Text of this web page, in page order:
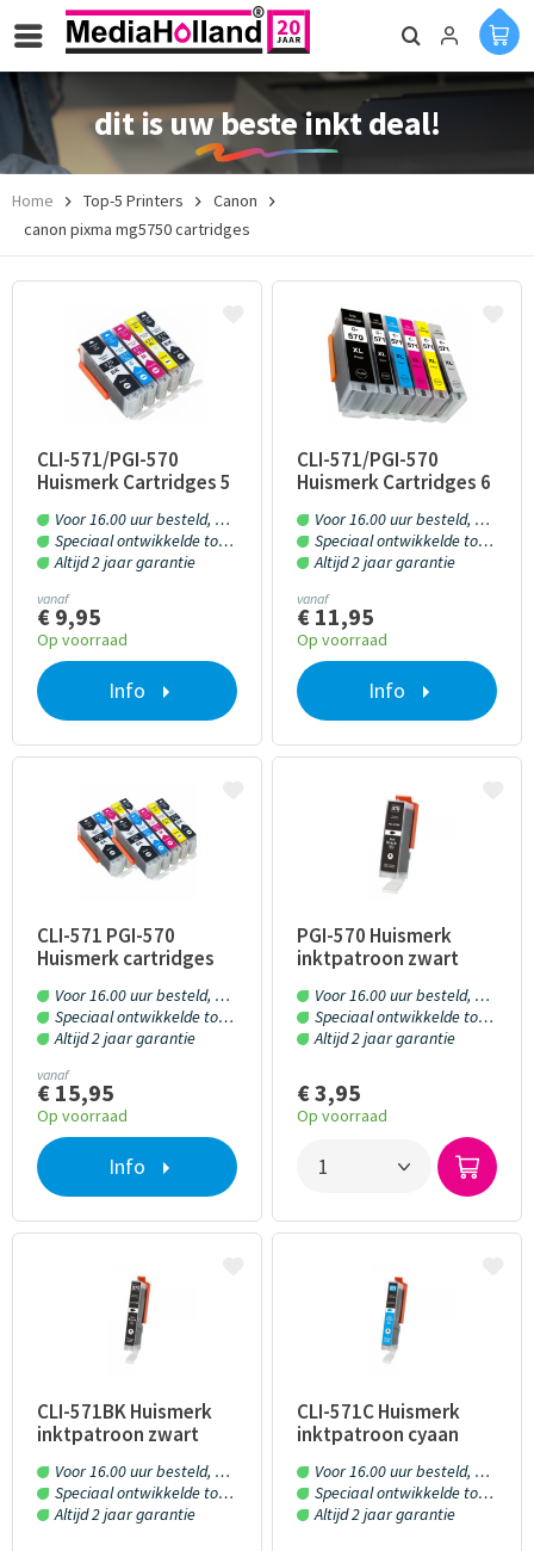
dit is uw beste inkt deal!
Home Top-5 Printers
Canon
canon pixma mg5750 cartridges
bij jullie besteld. Altijd prima gegaan. Fijn bedrijf
CLI-571/PGI-570
Huismerk Cartridges 5
Voor 16.00 uur besteld, morgen in huis!
Speciaal ontwikkelde toner en inkt
Altijd 2 jaar garantie
vanaf
€ 9,95
Op voorraad
Info
CLI-571/PGI-570
Huismerk Cartridges 6
Voor 16.00 uur besteld, morgen in huis!
Speciaal ontwikkelde toner en inkt
Altijd 2 jaar garantie
vanaf
€ 11,95
Op voorraad
Info
CLI-571 PGI-570
Huismerk cartridges
Voor 16.00 uur besteld, morgen in huis!
Speciaal ontwikkelde toner en inkt
Altijd 2 jaar garantie
vanaf
€ 15,95
Op voorraad
Info
PGI-570 Huismerk
inktpatroon zwart
Voor 16.00 uur besteld, morgen in huis!
Speciaal ontwikkelde toner en inkt
Altijd 2 jaar garantie
€ 3,95
Op voorraad
CLI-571BK Huismerk
inktpatroon zwart
Voor 16.00 uur besteld, morgen in huis!
Speciaal ontwikkelde toner en inkt
Altijd 2 jaar garantie
CLI-571C Huismerk
inktpatroon cyaan
Voor 16.00 uur besteld, morgen in huis!
Speciaal ontwikkelde toner en inkt
Altijd 2 jaar garantie